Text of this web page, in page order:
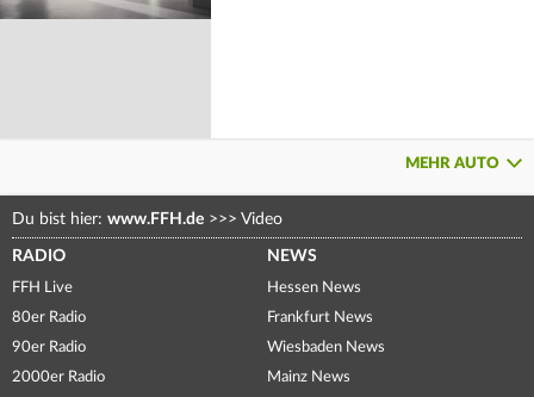
MEHR AUTO
Du bist hier: www.FFH.de >>> Video
RADIO
FFH Live
80er Radio
90er Radio
2000er Radio
NEWS
Hessen News
Frankfurt News
Wiesbaden News
Mainz News